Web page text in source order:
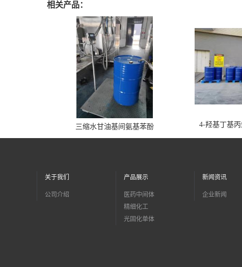
相关产品：
三缩水甘油基间氨基苯酚 4-羟基丁基
关于我们
公司介绍
产品展示
医药中间体
精细化工
光固化单体
新闻资讯
企业新闻